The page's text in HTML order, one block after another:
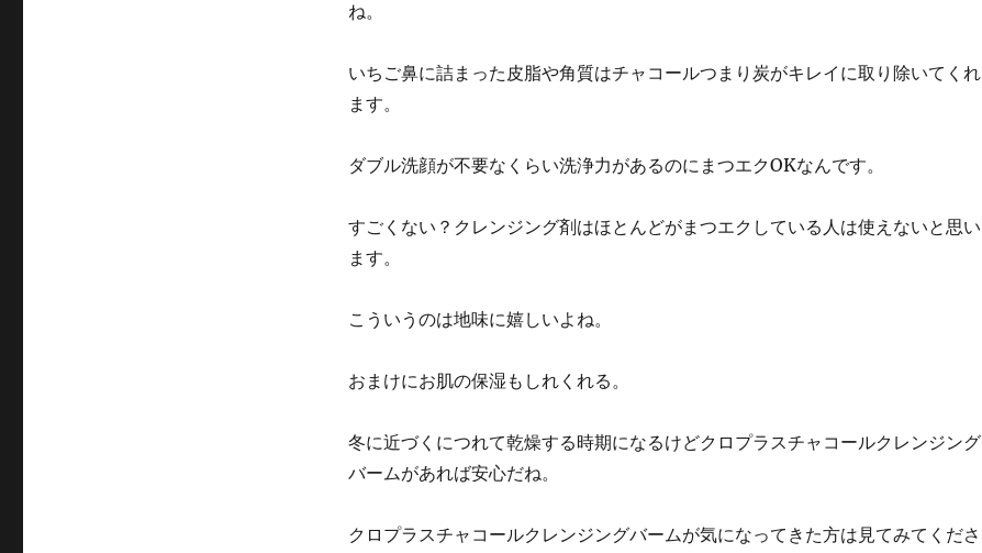
ね。
いちご鼻に詰まった皮脂や角質はチャコールつまり炭がキレイに取り除いてくれ
ます。
ダブル洗顔が不要なくらい洗浄力があるのにまつエクOKなんです。
すごくない？クレンジング剤はほとんどがまつエクしている人は使えないと思い
ます。
こういうのは地味に嬉しいよね。
おまけにお肌の保湿もしれくれる。
冬に近づくにつれて乾燥する時期になるけどクロプラスチャコールクレンジング
バームがあれば安心だね。
クロプラスチャコールクレンジングバームが気になってきた方は見てみてくださ